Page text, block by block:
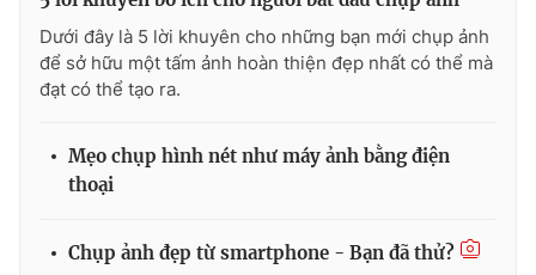
Photo Infographic
VTV Money
VTV Sức khoẻ Bất động sản
Dưới đây là 5 lời khuyên cho những bạn mới chụp ảnh
để sở hữu một tấm ảnh hoàn thiện đẹp nhất có thể mà
đạt có thể tạo ra.
Mẹo chụp hình nét như máy ảnh bằng điện
thoại
Chụp ảnh đẹp từ smartphone - Bạn đã thử?